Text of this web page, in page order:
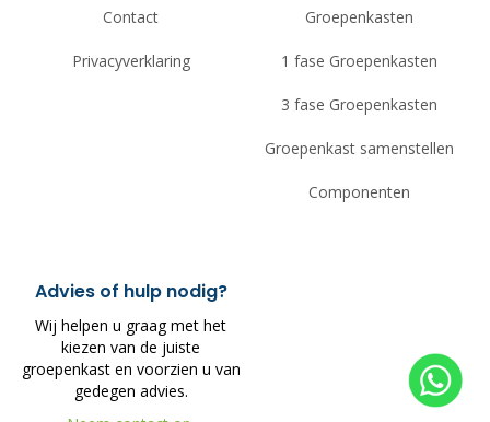
Contact
Privacyverklaring
Groepenkasten
1 fase Groepenkasten
3 fase Groepenkasten
Groepenkast samenstellen
Componenten
Advies of hulp nodig?
Wij helpen u graag met het
kiezen van de juiste
groepenkast en voorzien u van
gedegen advies.